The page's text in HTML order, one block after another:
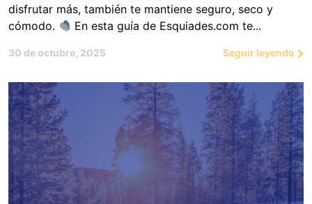
disfrutar más, también te mantiene seguro, seco y
cómodo.
En esta guía de Esquiades.com te...
30 de octubre, 2025 Seguir leyendo